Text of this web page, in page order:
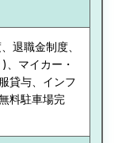
退職金制度、
、マイカー・
貸与、インフ
料駐車場完